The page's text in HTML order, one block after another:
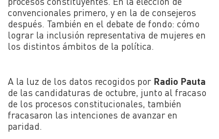
convencionales primero, y en la de consejeros
después. También en el debate de fondo: cómo
lograr la inclusión representativa de mujeres en
los distintos ámbitos de la política.
A la luz de los datos recogidos por Radio Pauta
de las candidaturas de octubre, junto al fracaso
de los procesos constitucionales, también
fracasaron las intenciones de avanzar en
paridad.